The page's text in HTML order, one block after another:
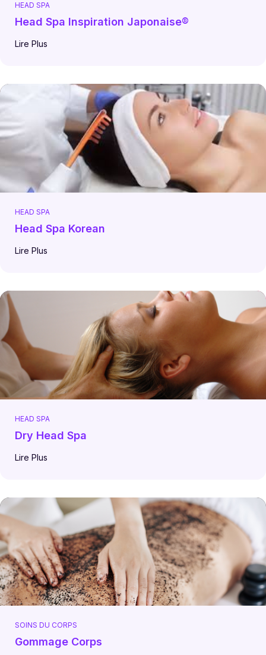
HEAD SPA
Head Spa Inspiration Japonaise®
Lire Plus
HEAD SPA
Head Spa Korean
Lire Plus
HEAD SPA
Dry Head Spa
Lire Plus
SOINS DU CORPS
Gommage Corps